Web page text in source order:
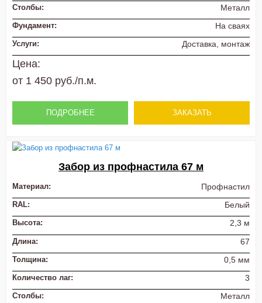
Столбы: Металл
Фундамент: На сваях
Услуги: Доставка, монтаж
Цена:
от 1 450 руб./п.м.
ПОДРОБНЕЕ ЗАКАЗАТЬ
Забор из профнастила 67 м
Материал: Профнастил
RAL: Белый
Высота: 2,3 м
Длина: 67
Толщина: 0,5 мм
Количество лаг: 3
Столбы: Металл